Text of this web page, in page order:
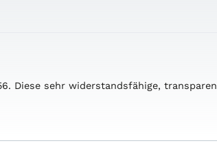
Diese sehr widerstandsfähige,